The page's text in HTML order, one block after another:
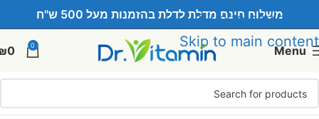
Skip to navigation
Skip to main content
משלוח חינם מדלת לדלת בהזמנות מעל 500 ש"ח
Menu
0
0